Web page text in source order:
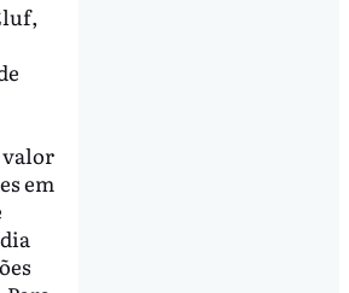
valor
em